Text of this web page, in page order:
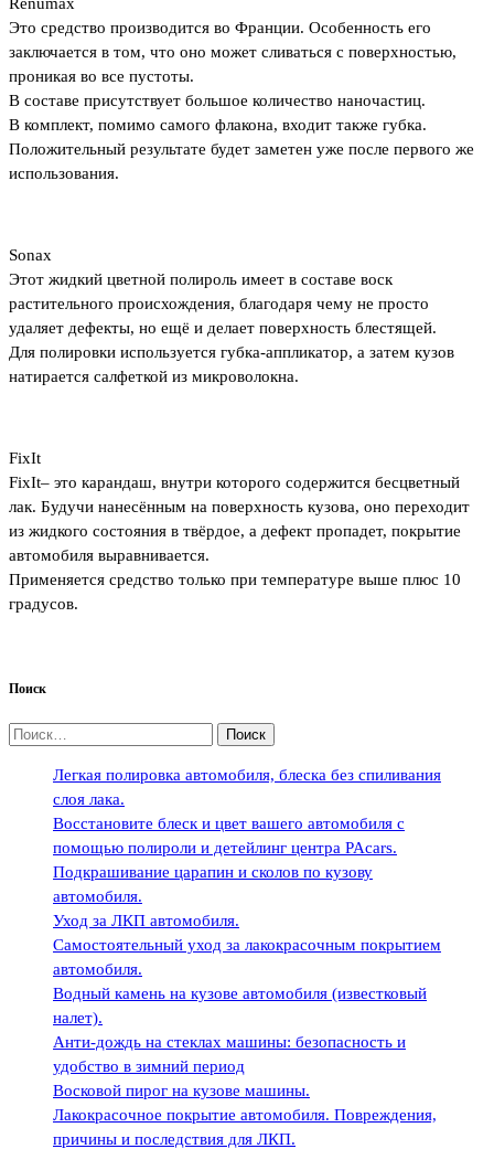
Это средство производится во Франции. Особенность его
заключается в том, что оно может сливаться с поверхностью,
проникая во все пустоты.
В составе присутствует большое количество наночастиц.
В комплект, помимо самого флакона, входит также губка.
Положительный результате будет заметен уже после первого же
использования.
Sonax
Этот жидкий цветной полироль имеет в составе воск
растительного происхождения, благодаря чему не просто
удаляет дефекты, но ещё и делает поверхность блестящей.
Для полировки используется губка-аппликатор, а затем кузов
натирается салфеткой из микроволокна.
FixIt
FixIt– это карандаш, внутри которого содержится бесцветный
лак. Будучи нанесённым на поверхность кузова, оно переходит
из жидкого состояния в твёрдое, а дефект пропадет, покрытие
автомобиля выравнивается.
Применяется средство только при температуре выше плюс 10
градусов.
Поиск
Найти:
Легкая полировка автомобиля, блеска без спиливания
слоя лака.
Восстановите блеск и цвет вашего автомобиля с
помощью полироли и детейлинг центра PAcars.
Подкрашивание царапин и сколов по кузову
автомобиля.
Уход за ЛКП автомобиля.
Самостоятельный уход за лакокрасочным покрытием
автомобиля.
Водный камень на кузове автомобиля (известковый
налет).
Анти-дождь на стеклах машины: безопасность и
удобство в зимний период
Восковой пирог на кузове машины.
Лакокрасочное покрытие автомобиля. Повреждения,
причины и последствия для ЛКП.